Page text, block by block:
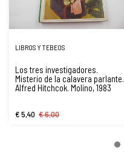
LIBROS Y TEBEOS
Los tres investigadores.
Misterio de la calavera parlante.
Alfred Hitchcok. Molino, 1983
€ 5,40 € 6,00